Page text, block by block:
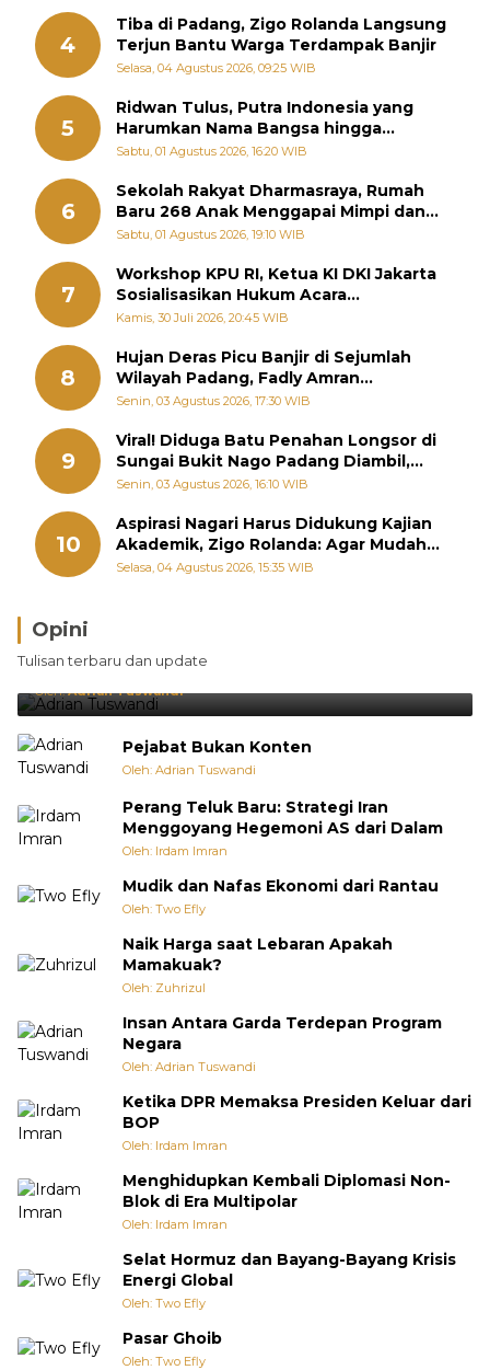
4
Tiba di Padang, Zigo Rolanda Langsung
Terjun Bantu Warga Terdampak Banjir
Selasa, 04 Agustus 2026, 09:25 WIB
5
Ridwan Tulus, Putra Indonesia yang
Harumkan Nama Bangsa hingga
Diabadikan dalam Buku Jepang
Sabtu, 01 Agustus 2026, 16:20 WIB
6
Sekolah Rakyat Dharmasraya, Rumah
Baru 268 Anak Menggapai Mimpi dan
Memutus Rantai Kemiskinan
Sabtu, 01 Agustus 2026, 19:10 WIB
7
Workshop KPU RI, Ketua KI DKI Jakarta
Sosialisasikan Hukum Acara
Penyelesaian Sengketa Informasi Publik
Kamis, 30 Juli 2026, 20:45 WIB
8
Hujan Deras Picu Banjir di Sejumlah
Wilayah Padang, Fadly Amran
Perintahkan OPD Siaga
Senin, 03 Agustus 2026, 17:30 WIB
9
Viral! Diduga Batu Penahan Longsor di
Sungai Bukit Nago Padang Diambil,
Warga Khawatir Bencana Terulang
Senin, 03 Agustus 2026, 16:10 WIB
10
Aspirasi Nagari Harus Didukung Kajian
Akademik, Zigo Rolanda: Agar Mudah
Diperjuangkan di Kementerian
Selasa, 04 Agustus 2026, 15:35 WIB
Opini
Tulisan terbaru dan update
Brasil Lebih Diunggulkan, tetapi Jepang Selalu
Punya Cara Membuat Kejutan
Oleh:Adrian Tuswandi
Pejabat Bukan Konten
Oleh: Adrian Tuswandi
Perang Teluk Baru: Strategi Iran
Menggoyang Hegemoni AS dari Dalam
Oleh: Irdam Imran
Mudik dan Nafas Ekonomi dari Rantau
Oleh: Two Efly
Naik Harga saat Lebaran Apakah
Mamakuak?
Oleh: Zuhrizul
Insan Antara Garda Terdepan Program
Negara
Oleh: Adrian Tuswandi
Ketika DPR Memaksa Presiden Keluar dari
BOP
Oleh: Irdam Imran
Menghidupkan Kembali Diplomasi Non-
Blok di Era Multipolar
Oleh: Irdam Imran
Selat Hormuz dan Bayang-Bayang Krisis
Energi Global
Oleh: Two Efly
Pasar Ghoib
Oleh: Two Efly